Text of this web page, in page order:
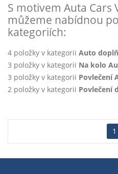
S motivem Auta Cars
můžeme nabídnou
kategoriích:
4 položky v kategorii Auto
3 položky v kategorii Na kolo
3 položky v kategorii Povlečení
2 položky v kategorii Povlečení
1